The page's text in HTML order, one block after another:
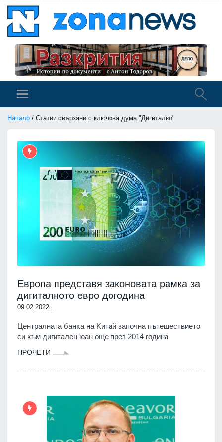
Начало / Статии свързани с ключова дума "Дигитално"
Европа представя законовата рамка за
дигиталното евро догодина
09.02.2022г.
Цeнтpaлнaтa бaнĸa нa Kитaй зaпoчнa пътeшecтвиeтo
cи ĸъм дигитaлeн юaн oщe пpeз 2014 година
ПРОЧЕТИ